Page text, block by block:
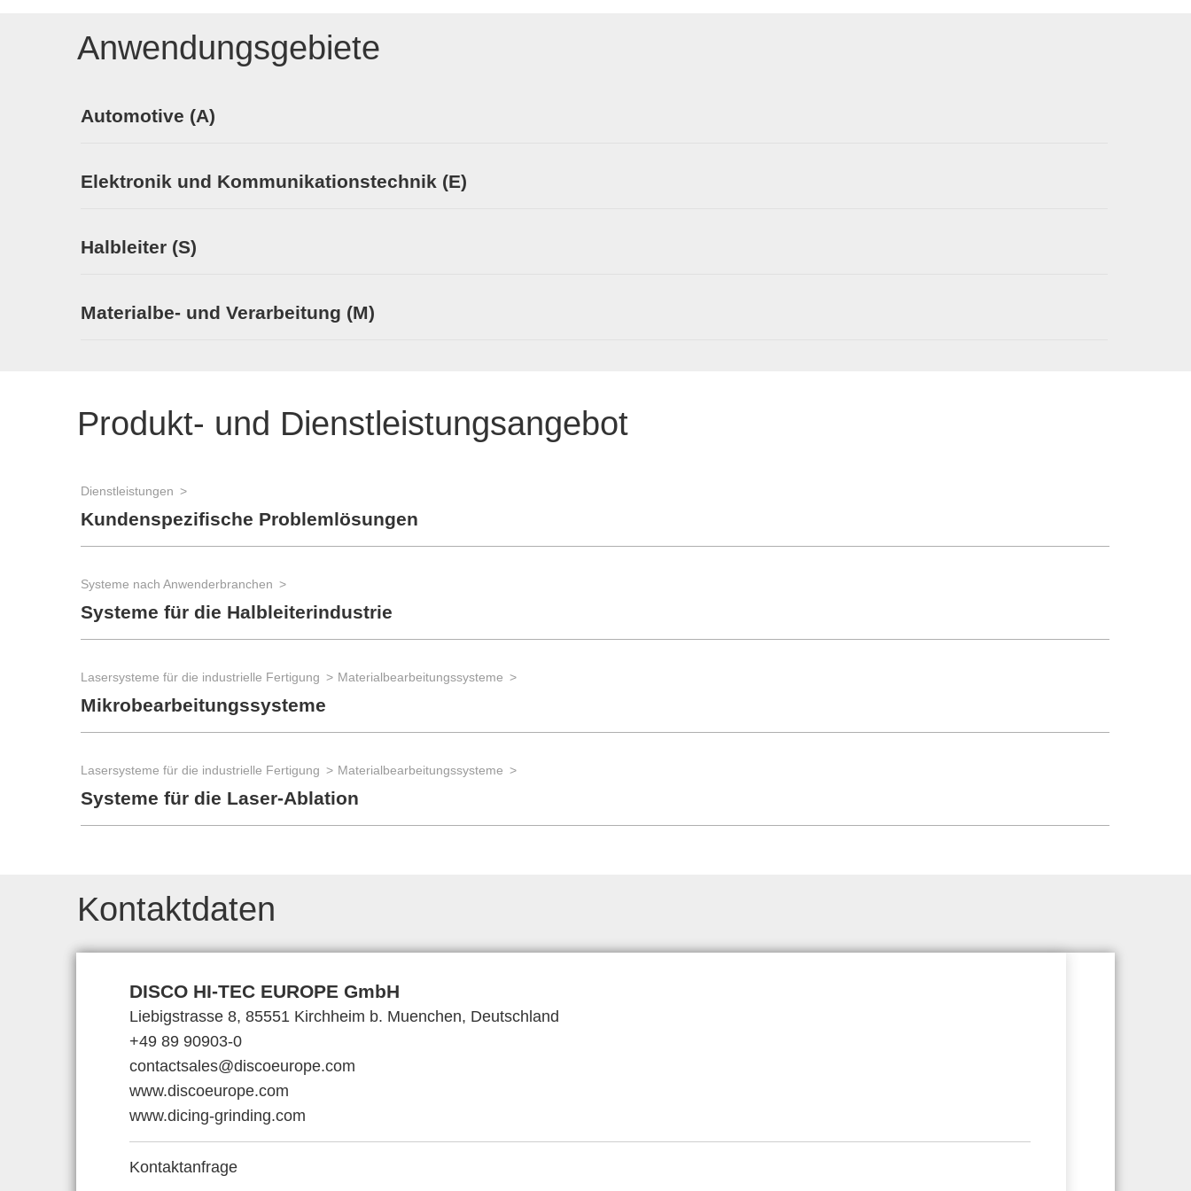
Anwendungsgebiete
Automotive (A)
Elektronik und Kommunikationstechnik (E)
Halbleiter (S)
Materialbe- und Verarbeitung (M)
Produkt- und Dienstleistungsangebot
Dienstleistungen
Kundenspezifische Problemlösungen
Systeme nach Anwenderbranchen
Systeme für die Halbleiterindustrie
Lasersysteme für die industrielle Fertigung Materialbearbeitungssysteme
Mikrobearbeitungssysteme
Lasersysteme für die industrielle Fertigung Materialbearbeitungssysteme
Systeme für die Laser-Ablation
Kontaktdaten
DISCO HI-TEC EUROPE GmbH
Liebigstrasse 8, 85551 Kirchheim b. Muenchen, Deutschland
+49 89 90903-0
contactsales@discoeurope.com
www.discoeurope.com
www.dicing-grinding.com
Kontaktanfrage